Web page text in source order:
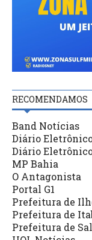
RECOMENDAMOS
Band Notícias
Diário
Diário
MP Bahia
O Antagonista
Portal G1
Prefeitura de
Prefeitura de
Prefeitura de